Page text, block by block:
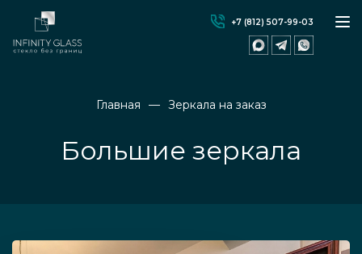
+7 (812) 507-99-03
Главная Зеркала на заказ
Большие зеркала